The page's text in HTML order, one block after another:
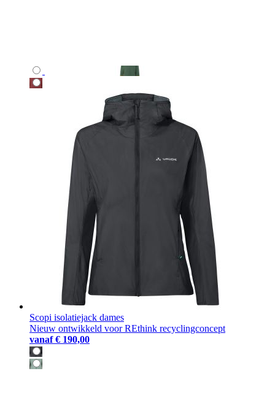
Scopi isolatiejack dames
Nieuw ontwikkeld voor REthink recyclingconcept
vanaf € 190,00